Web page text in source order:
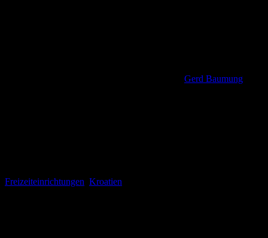
Gerd Baumung
Freizeiteinrichtungen Kroatien